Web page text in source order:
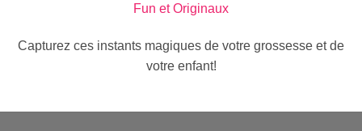
Fun et Originaux
Capturez ces instants magiques de votre grossesse et de
votre enfant!